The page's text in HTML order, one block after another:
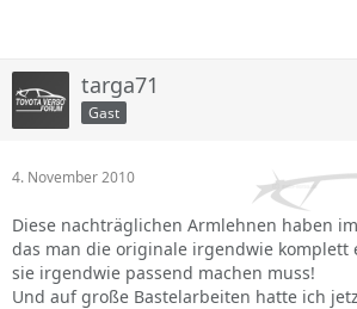
targa71
Gast
4. November 2010
Diese nachträglichen Armlehnen haben
das man die originale irgendwie komplett
sie irgendwie passend machen muss!
Und auf große Bastelarbeiten hatte ich